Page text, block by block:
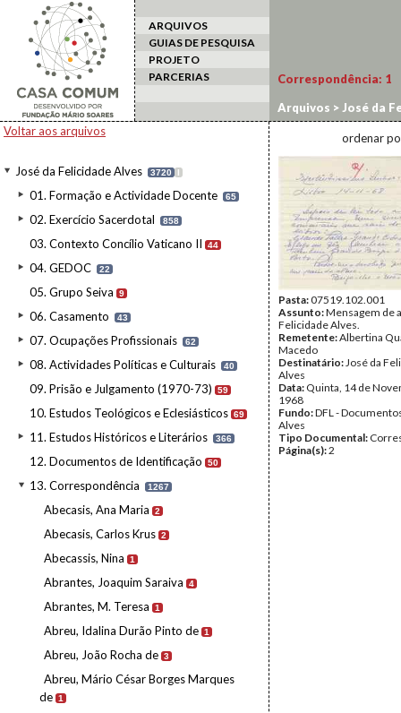
ARQUIVOS
GUIAS DE PESQUISA
PROJETO
PARCERIAS
Voltar aos arquivos
José da Felicidade Alves 3720 I
01. Formação e Actividade Docente 65
02. Exercício Sacerdotal 858
03. Contexto Concílio Vaticano II 44
04. GEDOC 22
05. Grupo Seiva 9
06. Casamento 43
07. Ocupações Profissionais 62
08. Actividades Políticas e Culturais 40
09. Prisão e Julgamento (1970-73) 59
10. Estudos Teológicos e Eclesiásticos 69
11. Estudos Históricos e Literários 366
12. Documentos de Identificação 50
13. Correspondência 1267
Abecasis, Ana Maria 2
Abecasis, Carlos Krus 2
Abecassis, Nina 1
Abrantes, Joaquim Saraiva 4
Abrantes, M. Teresa 1
Abreu, Idalina Durão Pinto de 1
Abreu, João Rocha de 3
Abreu, Mário César Borges Marques
de 1
Correspondência: 1
Arquivos > José da
ordenar
Pasta:07519.102.001
Assunto:Mensagem de
Felicidade Alves.
Remetente:Albertina
Macedo
Destinatário:José da
Alves
Data: Quinta, 14 de
1968
Fundo:DFL -
Alves
Tipo Documental:
Página(s):2